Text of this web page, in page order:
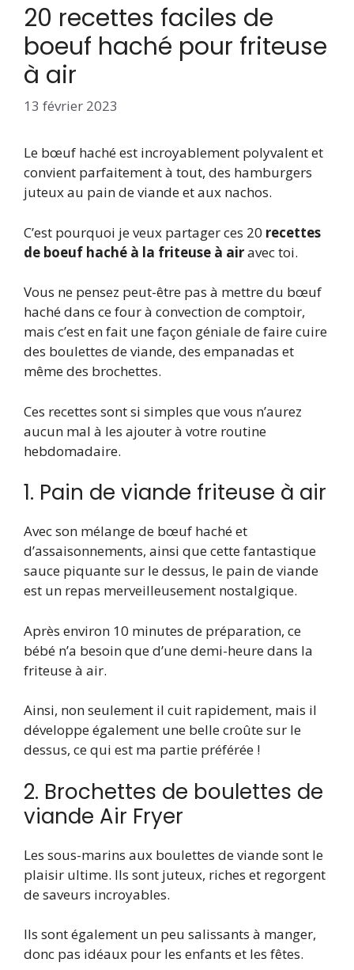
20 recettes faciles de
boeuf haché pour friteuse
à air
13 février 2023
Le bœuf haché est incroyablement polyvalent et
convient parfaitement à tout, des hamburgers
juteux au pain de viande et aux nachos.
C’est pourquoi je veux partager ces 20 recettes
de boeuf haché à la friteuse à airavec toi.
Vous ne pensez peut-être pas à mettre du bœuf
haché dans ce four à convection de comptoir,
mais c’est en fait une façon géniale de faire cuire
des boulettes de viande, des empanadas et
même des brochettes.
Ces recettes sont si simples que vous n’aurez
aucun mal à les ajouter à votre routine
hebdomadaire.
1. Pain de viande friteuse à air
Avec son mélange de bœuf haché et
d’assaisonnements, ainsi que cette fantastique
sauce piquante sur le dessus, le pain de viande
est un repas merveilleusement nostalgique.
Après environ 10 minutes de préparation, ce
bébé n’a besoin que d’une demi-heure dans la
friteuse à air.
Ainsi, non seulement il cuit rapidement, mais il
développe également une belle croûte sur le
dessus, ce qui est ma partie préférée !
2. Brochettes de boulettes de
viande Air Fryer
Les sous-marins aux boulettes de viande sont le
plaisir ultime. Ils sont juteux, riches et regorgent
de saveurs incroyables.
Ils sont également un peu salissants à manger,
donc pas idéaux pour les enfants et les fêtes.